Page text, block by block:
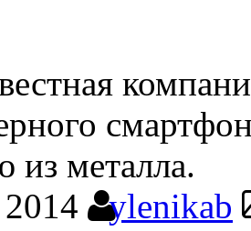
из металла.
ylenikab